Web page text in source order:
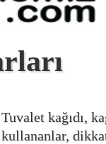
Tuvalet kağıdı,
kullananlar,